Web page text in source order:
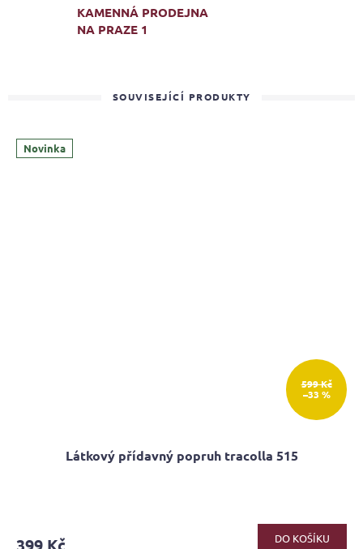
KAMENNÁ PRODEJNA
NA PRAZE 1
SOUVISEJÍCÍ PRODUKTY
Novinka
599 Kč
–33 %
Látkový přídavný popruh tracolla 515
DO KOŠÍKU